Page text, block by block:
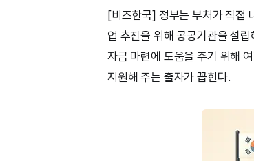
[비즈한국] 정부는 부처가 직접
업 추진을 위해 공공기관을 설
자금 마련에 도움을 주기 위해
지원해 주는 출자가 꼽힌다.